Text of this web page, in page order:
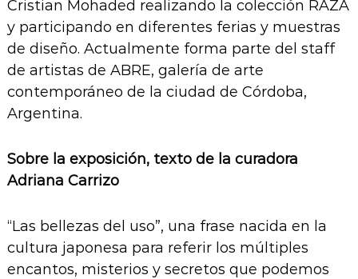
Cristian Mohaded realizando la colección RAZA
y participando en diferentes ferias y muestras
de diseño. Actualmente forma parte del staff
de artistas de ABRE, galería de arte
contemporáneo de la ciudad de Córdoba,
Argentina.
Sobre la exposición, texto de la curadora
Adriana Carrizo
“Las bellezas del uso”, una frase nacida en la
cultura japonesa para referir los múltiples
encantos, misterios y secretos que podemos